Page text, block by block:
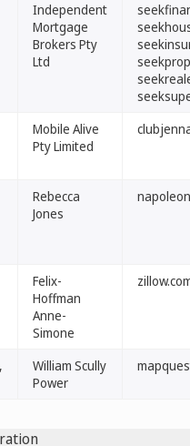
Independent
Mortgage
Brokers Pty
Ltd
Mobile Alive
Pty Limited
Rebecca
Jones
Felix-
Hoffman
Anne-
Simone
William Scully
Power